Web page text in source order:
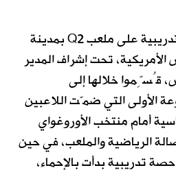
وأجرى الأخضر حصته التدريبية على ملعب Q2 بمدينة
تحت إشراف المدير
قُسِّموا خلالها إلى
الأولى التي ضمّت اللاعبين
أمام منتخب الأوروغواي
الرياضية والملعب، في حين
تدريبية بدأت بالإحماء،